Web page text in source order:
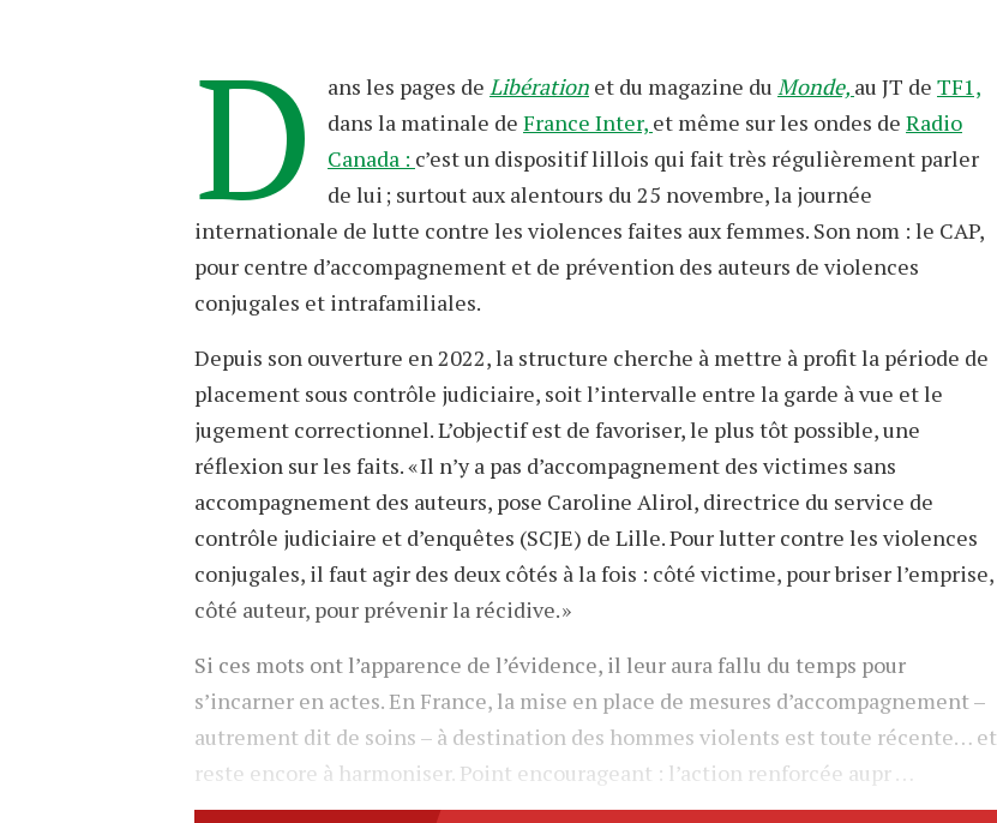
D ans les pages de Libération et du magazine du Monde, au JT de TF1,
dans la matinale de France Inter, et même sur les ondes de Radio
Canada : c’est un dispositif lillois qui fait très régulièrement parler
de lui ; surtout aux alentours du 25 novembre, la journée
internationale de lutte contre les violences faites aux femmes. Son nom : le CAP,
pour centre d’accompagnement et de prévention des auteurs de violences
conjugales et intrafamiliales.
Depuis son ouverture en 2022, la structure cherche à mettre à profit la période de
placement sous contrôle judiciaire, soit l’intervalle entre la garde à vue et le
jugement correctionnel. L’objectif est de favoriser, le plus tôt possible, une
réflexion sur les faits. « Il n’y a pas d’accompagnement des victimes sans
accompagnement des auteurs, pose Caroline Alirol, directrice du service de
contrôle judiciaire et d’enquêtes (SCJE) de Lille. Pour lutter contre les violences
conjugales, il faut agir des deux côtés à la fois : côté victime, pour briser l’emprise,
côté auteur, pour prévenir la récidive. »
Si ces mots ont l’apparence de l’évidence, il leur aura fallu du temps pour
s’incarner en actes. En France, la mise en place de mesures d’accompagnement –
autrement dit de soins – à destination des hommes violents est toute récente… et
reste encore à harmoniser. Point encourageant : l’action renforcée aupr …